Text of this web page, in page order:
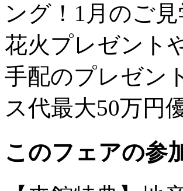
ング！1月のご
花火プレゼント
手配のプレゼン
ス代最大50万円
このフェアの参